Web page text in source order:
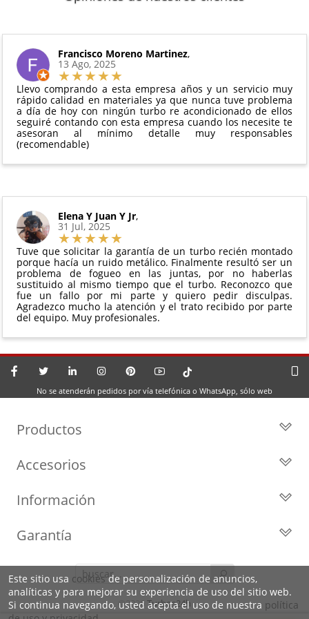
disponibilidad del producto.
6 meses de garantía
y compresores de aire acondicionado.
Todas nuestras garantías cumplen con la legislación
vigente. Consulta nuestras
para más información.
pedido.
El productono debe haber sido montado ni
manipulado
Debe devolverse en su
perfectas condiciones
Francisco Moreno Martinez,
13 Ago, 2025
Llevo comprando a esta empresa años y un servicio muy
rápido calidad en materiales ya que nunca tuve problema
a día de hoy con ningún turbo re acondicionado de ellos
seguiré contando con esta empresa cuando los necesite te
asesoran al mínimo detalle muy responsables
(recomendable)
Elena Y Juan Y Jr,
31 Jul, 2025
Tuve que solicitar la garantía de un turbo recién montado
porque hacía un ruido metálico. Finalmente resultó ser un
problema de fogueo en las juntas, por no haberlas
sustituido al mismo tiempo que el turbo. Reconozco que
fue un fallo por mi parte y quiero pedir disculpas.
Agradezco mucho la atención y el trato recibido por parte
del equipo. Muy profesionales.
No se atenderán pedidos por vía telefónica o WhatsApp, sólo web
Productos
Turbos por Marca
Cartuchos
Accesorios
Geometrías
Kits de Juntas
Motores de arranque
Información
Privacidad y Aviso Legal
Preguntas Frecuentes
Identifica tu turbo
Política de Cookies
Garantía
Líderes en el sector
Condiciones de venta,
envíos y devoluciones
©2026 Turbos24h
Este sitio usa cookiesde personalización de anuncios,
analíticas y para mejorar su experiencia de uso del sitio web.
Si continua navegando, usted acepta el uso de nuestra política